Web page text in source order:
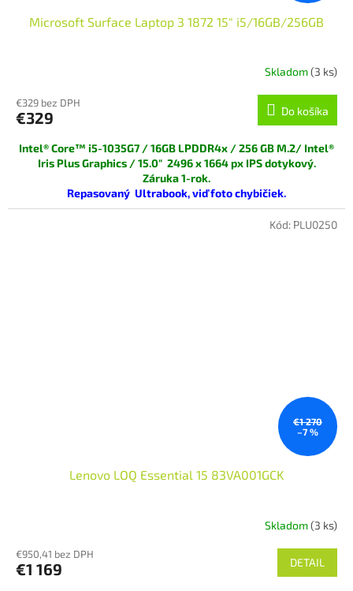
Microsoft Surface Laptop 3 1872 15" i5/16GB/256GB
Skladom(3 ks)
€329 bez DPH
€329 Do košíka
Intel® Core™ i5-1035G7 / 16GB LPDDR4x / 256 GB M.2/ Intel®
Iris Plus Graphics/ 15.0" 2496 x 1664pxIPS dotykový.
Záruka 1-rok.
Repasovaný Ultrabook, viď foto chybičiek.
Bazárový predaj s 0% DPH!
€1 270
–7 %
Lenovo LOQ Essential 15 83VA001GCK
Skladom(3 ks)
€950,41 bez DPH
€1 169 DETAIL
Kód: PLU0250